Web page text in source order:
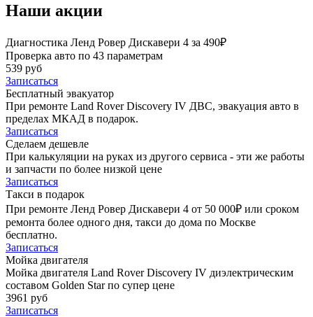
Наши акции
Диагностика Ленд Ровер Дискавери 4 за 490₽
Проверка авто по 43 параметрам
539 руб
Записаться
Бесплатный эвакуатор
При ремонте Land Rover Discovery IV ДВС, эвакуация авто в
пределах МКАД в подарок.
Записаться
Сделаем дешевле
При калькуляции на руках из другого сервиса - эти же работы
и запчасти по более низкой цене
Записаться
Такси в подарок
При ремонте Ленд Ровер Дискавери 4 от 50 000₽ или сроком
ремонта более одного дня, такси до дома по Москве
бесплатно.
Записаться
Мойка двигателя
Мойка двигателя Land Rover Discovery IV диэлектрическим
составом Golden Star по супер цене
3961 руб
Записаться